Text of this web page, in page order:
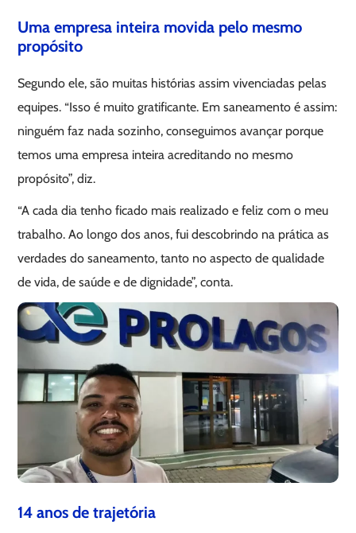
Uma empresa inteira movida pelo mesmo
propósito
Segundo ele, são muitas histórias assim vivenciadas pelas
equipes. “Isso é muito gratificante. Em saneamento é assim:
ninguém faz nada sozinho, conseguimos avançar porque
temos uma empresa inteira acreditando no mesmo
propósito”, diz.
“A cada dia tenho ficado mais realizado e feliz com o meu
trabalho. Ao longo dos anos, fui descobrindo na prática as
verdades do saneamento, tanto no aspecto de qualidade
de vida, de saúde e de dignidade”, conta.
14 anos de trajetória